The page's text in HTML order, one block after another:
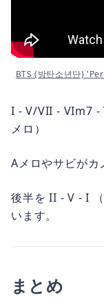
BTS (방탄소년단)
I - V/VII - VIm7 -
メロ）
Aメロやサビがカ
後半を II - V - I
います。
まとめ